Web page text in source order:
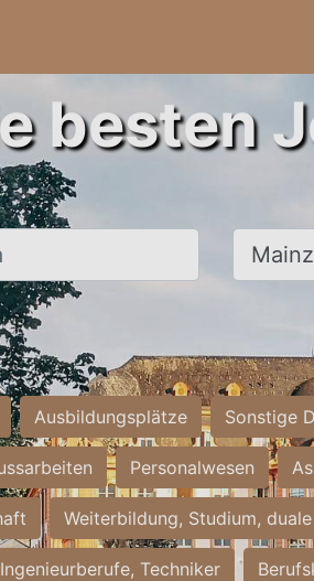
besten
Ort, Stadt
Ausbildungsplätze Sonstige
Personalwesen
Weiterbildung, Studium,
Ingenieurberufe, Techniker